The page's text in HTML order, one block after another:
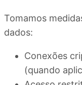
Tomamos
dados:
Conexões
(quando